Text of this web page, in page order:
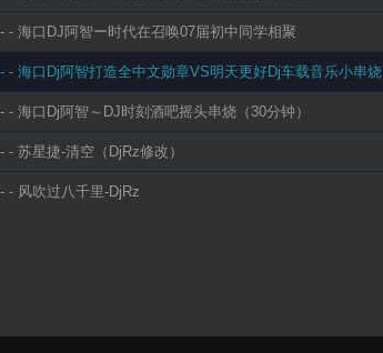
- 海口DJ阿智ー时代在召唤07届初中同学相聚
- 海口Dj阿智打造全中文勋章VS明天更好Dj车载音乐小串烧
- 海口Dj阿智～DJ时刻酒吧摇头串烧（30分钟）
- 苏星捷-清空（DjRz修改）
- 风吹过八千里-DjRz